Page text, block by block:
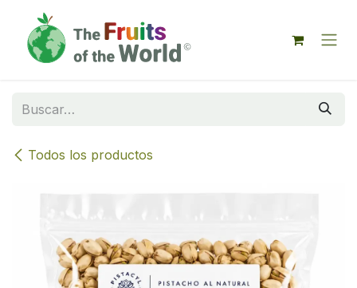
Todos los productos